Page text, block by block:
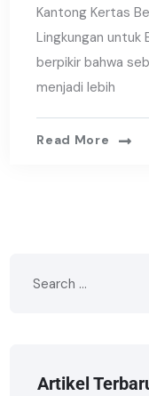
Kantong Kertas
Lingkungan untuk
berpikir bahwa
menjadi lebih
Read More
Artikel